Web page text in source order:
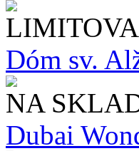
Dóm sv.
NA
Dubai